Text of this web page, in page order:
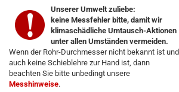
Unserer Umwelt zuliebe:
keine Messfehler bitte, damit wir
klimaschädliche Umtausch-Aktionen
unter allen Umständen vermeiden.
Wenn der Rohr-Durchmesser nicht bekannt ist und
auch keine Schieblehre zur Hand ist, dann
beachten Sie bitte unbedingt unsere
Messhinweise.